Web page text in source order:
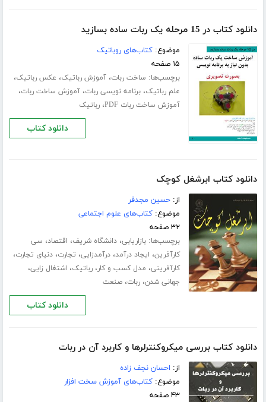
دانلود کتاب در 15 مرحله یک ربات ساده بسازید
موضوع:کتاب‌های روباتیک
۱۵ صفحه
برچسب‌ها: ساخت ربات،آموزش رباتیک، عکس رباتیک،
علم رباتیک،برنامه نویسی ربات،آموزش ساخت ربات،
آموزش ساخت ربات PDF ،رباتیک
دانلود کتاب
دانلود کتاب ابرشغل کوچک
از:حسین مجدفر
موضوع:کتاب‌های علوم اجتماعی
۳۲ صفحه
برچسب‌ها:بازاریابی،دانشگاه شریف، اقتصاد، سی
کارآفرین، ایجاد درآمد،درآمدزایی، تجارت،دنیای تجارت،
کارآفرینی، مدل کسب و کار،رباتیک، اشتغال زایی،
جهانی شدن،ربات،صنعت
دانلود کتاب
دانلود کتاب بررسی میکروکنترلرها و کاربرد آن در ربات
از: احسان نجف زاده
موضوع:کتاب‌های آموزش سخت افزار
۴۳ صفحه